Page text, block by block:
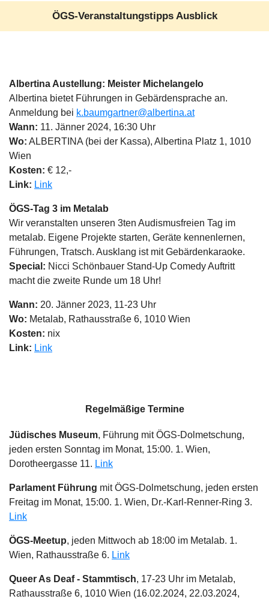
ÖGS-Veranstaltungstipps Ausblick
Albertina Austellung: Meister Michelangelo
Albertina bietet Führungen in Gebärdensprache an.
Anmeldung bei k.baumgartner@albertina.at
Wann: 11. Jänner 2024, 16:30 Uhr
Wo: ALBERTINA (bei der Kassa), Albertina Platz 1, 1010
Wien
Kosten: € 12,-
Link: Link
ÖGS-Tag 3 im Metalab
Wir veranstalten unseren 3ten Audismusfreien Tag im
metalab. Eigene Projekte starten, Geräte kennenlernen,
Führungen, Tratsch. Ausklang ist mit Gebärdenkaraoke.
Special: Nicci Schönbauer Stand-Up Comedy Auftritt
macht die zweite Runde um 18 Uhr!
Wann: 20. Jänner 2023, 11-23 Uhr
Wo: Metalab, Rathausstraße 6, 1010 Wien
Kosten: nix
Link: Link
Regelmäßige Termine
Jüdisches Museum, Führung mit ÖGS-Dolmetschung,
jeden ersten Sonntag im Monat, 15:00. 1. Wien,
Dorotheergasse 11. Link
Parlament Führung mit ÖGS-Dolmetschung, jeden ersten
Freitag im Monat, 15:00. 1. Wien, Dr.-Karl-Renner-Ring 3.
Link
ÖGS-Meetup, jeden Mittwoch ab 18:00 im Metalab. 1.
Wien, Rathausstraße 6. Link
Queer As Deaf - Stammtisch, 17-23 Uhr im Metalab,
Rathausstraße 6, 1010 Wien (16.02.2024, 22.03.2024,